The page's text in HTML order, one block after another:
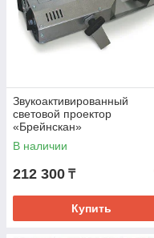
Звукоактивированный
световой проектор
«Брейнскан»
В наличии
212 300 ₸
Купить